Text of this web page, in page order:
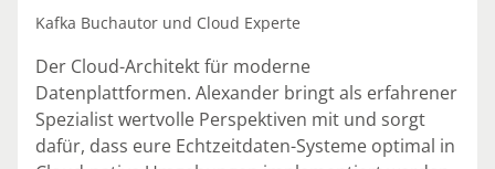
Kafka Buchautor und Cloud Experte
Der Cloud-Architekt für moderne
Datenplattformen. Alexander bringt als erfahrener
Spezialist wertvolle Perspektiven mit und sorgt
dafür, dass eure Echtzeitdaten-Systeme optimal in